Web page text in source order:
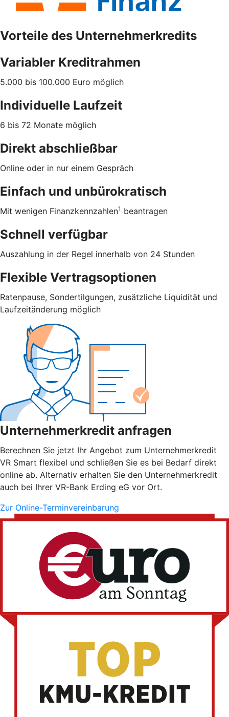
Vorteile des Unternehmerkredits
Variabler Kreditrahmen
5.000 bis 100.000 Euro möglich
Individuelle Laufzeit
6 bis 72 Monate möglich
Direkt abschließbar
Online oder in nur einem Gespräch
Einfach und unbürokratisch
Mit wenigen Finanzkennzahlen1 beantragen
Schnell verfügbar
Auszahlung in der Regel innerhalb von 24 Stunden
Flexible Vertragsoptionen
Ratenpause, Sondertilgungen, zusätzliche Liquidität und
Laufzeitänderung möglich
Unternehmerkredit anfragen
Berechnen Sie jetzt Ihr Angebot zum Unternehmerkredit
VR Smart flexibel und schließen Sie es bei Bedarf direkt
online ab. Alternativ erhalten Sie den Unternehmerkredit
auch bei Ihrer VR-Bank Erding eG vor Ort.
Zur Online-Terminvereinbarung